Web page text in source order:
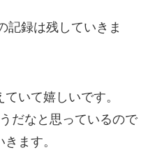
記録は残していきま
いて嬉しいです。
だなと思っているので
ます。